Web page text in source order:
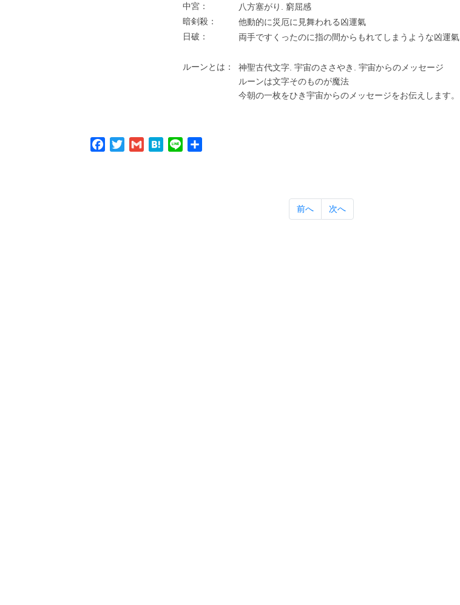
中宮：
⼋⽅塞がり. 窮屈感
暗剣殺：
他動的に災厄に⾒舞われる凶運氣
⽇破：
両⼿ですくったのに指の間からもれてしまうような凶運氣
ルーンとは：
神聖古代⽂字. 宇宙のささやき. 宇宙からのメッセージ
ルーンは⽂字そのものが魔法
今朝の⼀枚をひき宇宙からのメッセージをお伝えします。
Facebook
TwitterGmail Hatena
Line
前へ 次へ